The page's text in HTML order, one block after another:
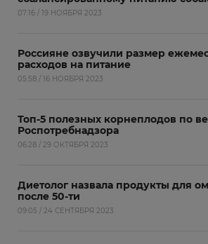
07:16 / 19 НОЯБРЯ 2023
Россияне озвучили размер
расходов на питание
05:58 / 16 НОЯБРЯ 2023
Топ-5 полезных корнеплодов по
Роспотребнадзора
06:28 / 29 ОКТЯБРЯ 2023
Диетолог назвала продукты для
после 50-ти
09:05 / 24 СЕНТЯБРЯ 2023